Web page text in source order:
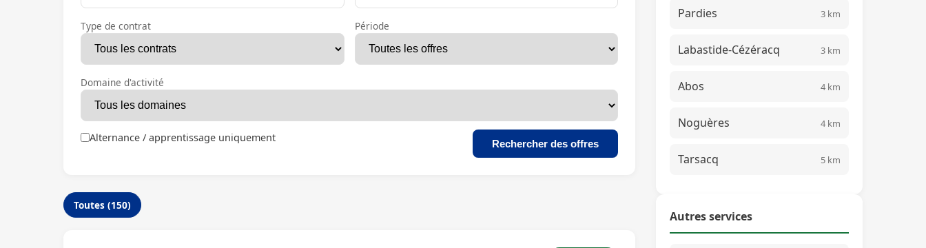
Type de contrat Période
Domaine d'activité
Alternance / apprentissage uniquement Rechercher des offres
Toutes (150)
Pardies 3 km
Labastide-Cézéracq 3 km
Abos 4 km
Noguères 4 km
Tarsacq 5 km
Autres services